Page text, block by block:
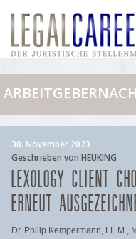
30. November 2023
Geschrieben von HEUKING
LEXOLOGY CLIENT
ERNEUT
Dr. Philip Kempermann, LL.M.,